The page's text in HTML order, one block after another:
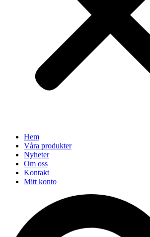
Hem
Våra produkter
Nyheter
Om oss
Kontakt
Mitt konto